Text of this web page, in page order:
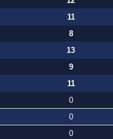
11
8
13
9
11
0
0
0